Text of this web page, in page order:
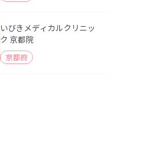
いびきメディカルクリニッ
ク 京都院
京都府